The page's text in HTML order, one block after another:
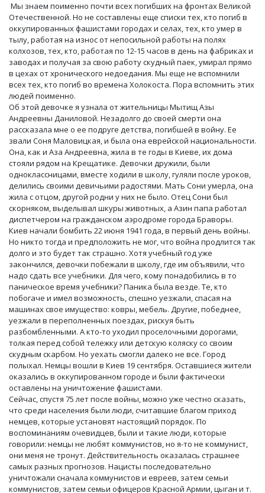
Мы знаем поименно почти всех погибших на фронтах Великой
Отечественной. Но не составлены еще списки тех, кто погиб в
оккупированных фашистами городах и селах, тех, кто умер в
тылу, работая на износ от непосильной работы на полях
колхозов, тех, кто, работая по 12-15 часов в день на фабриках и
заводах и получая за свою работу скудный паек, умирал прямо
в цехах от хронического недоедания. Мы еще не вспомнили
всех тех, кто погиб во времена Холокоста. Пора вспомнить этих
людей поименно.
Об этой девочке я узнала от жительницы Мытищ Азы
Андреевны Даниловой. Незадолго до своей смерти она
рассказала мне о ее подруге детства, погибшей в войну. Ее
звали Соня Маловицкая, и была она еврейской национальности.
Она, как и Аза Андреевна, жила в те годы в Киеве, их дома
стояли рядом на Крещатике. Девочки дружили, были
одноклассницами, вместе ходили в школу, гуляли после уроков,
делились своими девичьими радостями. Мать Сони умерла, она
жила с отцом, другой родни у них не было. Отец Сони был
скорняком, выделывал шкуры животных, а Азин папа работал
диспетчером на гражданском аэродроме города Браворы.
Киев начали бомбить 22 июня 1941 года, в первый день войны.
Но никто тогда и предположить не мог, что война продлится так
долго и это будет так страшно. Хотя учебный год уже
закончился, девочки побежали в школу, где им объявили, что
надо сдать все учебники. Для чего, кому понадобились в то
паническое время учебники? Паника была везде. Те, кто
побогаче и имел возможность, спешно уезжали, спасая на
машинах свое имущество: ковры, мебель. Другие, победнее,
уезжали в переполненных поездах, рискуя быть
разбомбленными. А кто-то уходил проселочными дорогами,
толкая перед собой тележку или детскую коляску со своим
скудным скарбом. Но уехать смогли далеко не все. Город
полыхал. Немцы вошли в Киев 19 сентября. Оставшиеся жители
оказались в оккупированном городе и были фактически
оставлены на уничтожение фашистами.
Сейчас, спустя 75 лет после войны, можно уже честно сказать,
что среди населения были люди, считавшие благом приход
немцев, которые установят настоящий порядок. По
воспоминаниям очевидцев, были и такие люди, которые
говорили: немцы не любят коммунистов, но я-то не коммунист,
они меня не тронут. Действительность оказалась страшнее
самых разных прогнозов. Нацисты последовательно
уничтожали сначала коммунистов и евреев, затем семьи
коммунистов, затем семьи офицеров Красной Армии, цыган и т.